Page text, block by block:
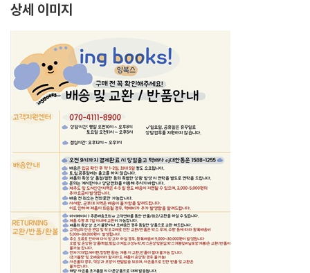
상세 이미지